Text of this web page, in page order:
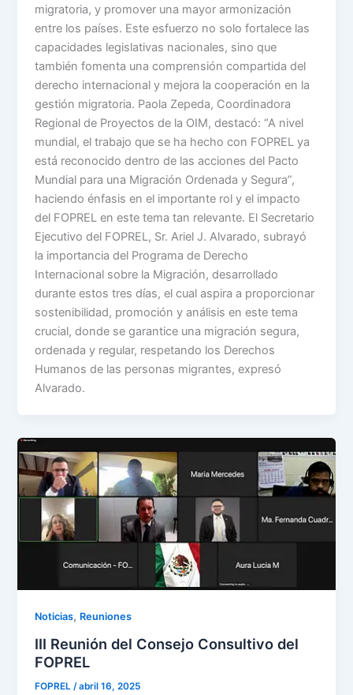
migratoria, y promover una mayor armonización
entre los países. Este esfuerzo no solo fortalece las
capacidades legislativas nacionales, sino que
también fomenta una comprensión compartida del
derecho internacional y mejora la cooperación en la
gestión migratoria. Paola Zepeda, Coordinadora
Regional de Proyectos de la OIM, destacó: “A nivel
mundial, el trabajo que se ha hecho con FOPREL ya
está reconocido dentro de las acciones del Pacto
Mundial para una Migración Ordenada y Segura”,
haciendo énfasis en el importante rol y el impacto
del FOPREL en este tema tan relevante. El Secretario
Ejecutivo del FOPREL, Sr. Ariel J. Alvarado, subrayó
la importancia del Programa de Derecho
Internacional sobre la Migración, desarrollado
durante estos tres días, el cual aspira a proporcionar
sostenibilidad, promoción y análisis en este tema
crucial, donde se garantice una migración segura,
ordenada y regular, respetando los Derechos
Humanos de las personas migrantes, expresó
Alvarado.
Noticias, Reuniones
III Reunión del Consejo Consultivo del
FOPREL
FOPREL/abril 16, 2025